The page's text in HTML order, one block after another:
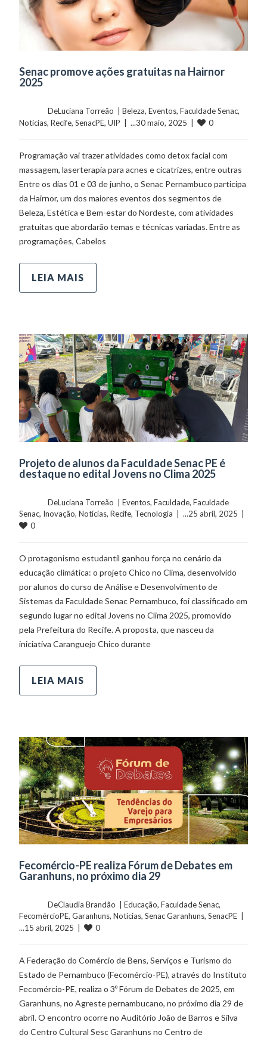
Senac promove ações gratuitas na Hairnor
2025
	    	DeLuciana Torreão  |
Beleza, Eventos, Faculdade Senac
Notícias, Recife, SenacPE, UIP
  |  ...30 maio, 2025  |
0
Programação vai trazer atividades como detox facial com
massagem, laserterapia para acnes e cicatrizes, entre outras
Entre os dias 01 e 03 de junho, o Senac Pernambuco participa
da Hairnor, um dos maiores eventos dos segmentos de
Beleza, Estética e Bem-estar do Nordeste, com atividades
gratuitas que abordarão temas e técnicas variadas. Entre as
programações, Cabelos
LEIA MAIS
Projeto de alunos da Faculdade Senac PE é
destaque no edital Jovens no Clima 2025
	    	DeLuciana Torreão  |
Eventos, Faculdade, Faculdade
Senac, Inovação, Notícias, Recife, Tecnologia
0
O protagonismo estudantil ganhou força no cenário da
educação climática: o projeto Chico no Clima, desenvolvido
por alunos do curso de Análise e Desenvolvimento de
Sistemas da Faculdade Senac Pernambuco, foi classificado em
segundo lugar no edital Jovens no Clima 2025, promovido
pela Prefeitura do Recife. A proposta, que nasceu da
iniciativa Caranguejo Chico durante
LEIA MAIS
Fecomércio-PE realiza Fórum de Debates em
Garanhuns, no próximo dia 29
	    	DeClaudia Brandão  |
Educação, Faculdade Senac
FecomércioPE, Garanhuns, Notícias, Senac Garanhuns, SenacPE
...15 abril, 2025  |
0
A Federação do Comércio de Bens, Serviços e Turismo do
Estado de Pernambuco (Fecomércio-PE), através do Instituto
Fecomércio-PE, realiza o 3º Fórum de Debates de 2025, em
Garanhuns, no Agreste pernambucano, no próximo dia 29 de
abril. O encontro ocorre no Auditório João de Barros e Silva
do Centro Cultural Sesc Garanhuns no Centro de